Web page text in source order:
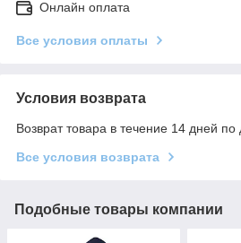
Онлайн оплата
Все условия оплаты
Условия возврата
Возврат товара в течение 14 дней по
Все условия возврата
Подобные товары компании